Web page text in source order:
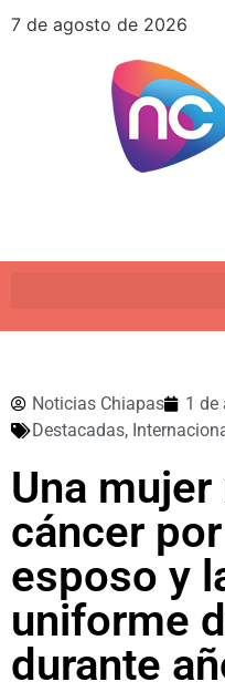
7 de agosto de 2026
Noticias Chiapas 1 de
Destacadas,
Una
cáncer
esposo y
uniforme
durante